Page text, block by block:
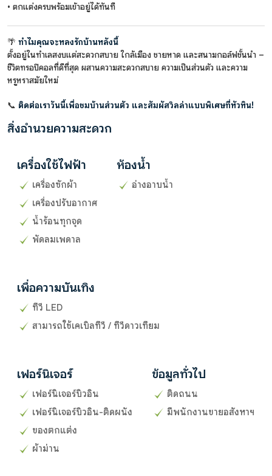
• ตกแต่งครบพร้อมเข้าอยู่ได้ทันที
🌴 ทำไมคุณจะหลงรักบ้านหลังนี้
ตั้งอยู่ในทำเลสงบแต่สะดวกสบาย ใกล้เมือง ชายหาด และสนามกอล์ฟชั้นนำ –
ชีวิตทรอปิคอลที่ดีที่สุด ผสานความสะดวกสบาย ความเป็นส่วนตัว และความ
หรูหราสมัยใหม่
📞 ติดต่อเราวันนี้เพื่อชมบ้านส่วนตัว และสัมผัสวิลล่าแบบพิเศษที่หัวหิน!
สิ่งอำนวยความสะดวก
เครื่องใช้ไฟฟ้า
เครื่องซักผ้า
เครื่องปรับอากาศ
น้ำร้อนทุกจุด
พัดลมเพดาล
ห้องน้ำ
อ่างอาบน้ำ
เพื่อความบันเทิง
ทีวี LED
สามารถใช้เคเบิลทีวี / ทีวีดาวเทียม
เฟอร์นิเจอร์
เฟอร์นิเจอร์บิวอิน
เฟอร์นิเจอร์บิวอิน-ติดผนัง
ของตกแต่ง
ผ้าม่าน
ข้อมูลทั่วไป
ติดถนน
มีพนักงานขายอสังหาฯ